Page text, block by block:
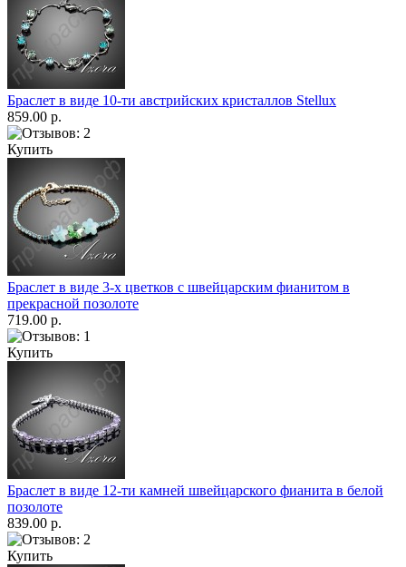
Браслет в виде 10-ти австрийских кристаллов Stellux
859.00 р.
Купить
Браслет в виде 3-х цветков с швейцарским фианитом в
прекрасной позолоте
719.00 р.
Купить
Браслет в виде 12-ти камней швейцарского фианита в белой
позолоте
839.00 р.
Купить